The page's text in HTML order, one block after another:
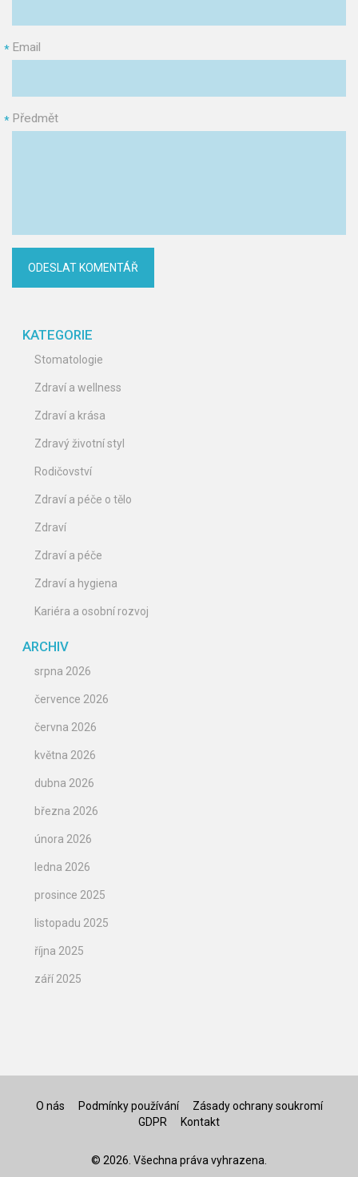
Email
*
Předmět
*
KATEGORIE
Stomatologie
Zdraví a wellness
Zdraví a krása
Zdravý životní styl
Rodičovství
Zdraví a péče o tělo
Zdraví
Zdraví a péče
Zdraví a hygiena
Kariéra a osobní rozvoj
ARCHIV
srpna 2026
července 2026
června 2026
května 2026
dubna 2026
března 2026
února 2026
ledna 2026
prosince 2025
listopadu 2025
října 2025
září 2025
O nás Podmínky používání
Zásady ochrany soukromí
GDPR
Kontakt
© 2026. Všechna práva vyhrazena.